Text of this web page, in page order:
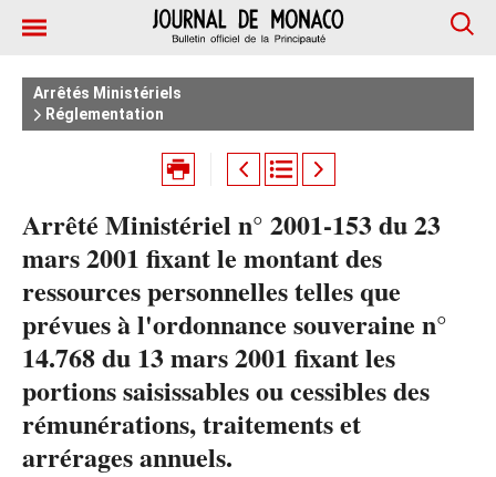
Arrêtés Ministériels
Réglementation
Arrêté Ministériel n° 2001-153 du 23
mars 2001 fixant le montant des
ressources personnelles telles que
prévues à l'ordonnance souveraine n°
14.768 du 13 mars 2001 fixant les
portions saisissables ou cessibles des
rémunérations, traitements et
arrérages annuels.